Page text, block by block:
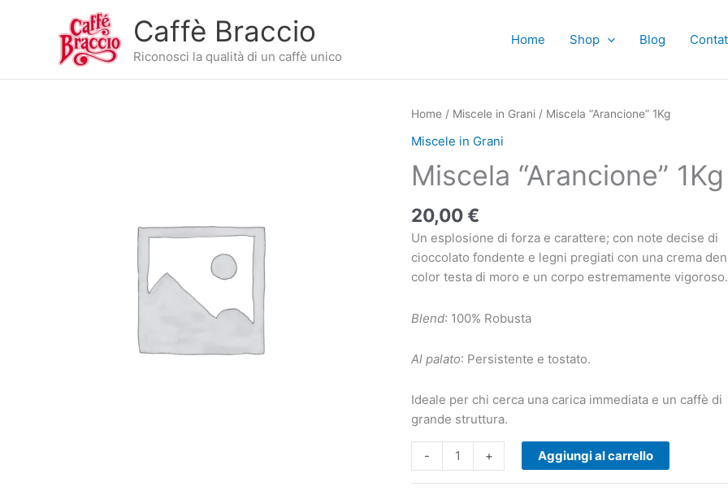
Caffè Braccio
Riconosci la qualità di un caffè unico
Home Shop Blog
Home/ Miscele in Grani/ Miscela “Arancione” 1Kg
Miscele in Grani
Miscela “Arancione” 1Kg
20,00€
Un esplosione di forza e carattere; con note decise di
cioccolato fondente e legni pregiati con una crema
color testa di moro e un corpo estremamente vigoroso.
Blend: 100% Robusta
Al palato: Persistente e tostato.
Ideale per chi cerca una carica immediata e un caffè di
grande struttura.
-
Miscela
"Arancione"
1Kg
quantità
+ Aggiungi al carrello